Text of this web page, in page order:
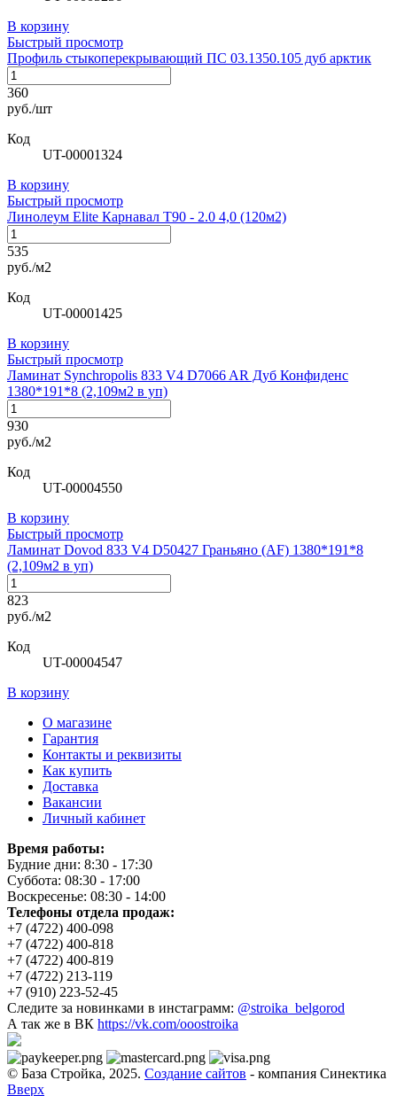
В корзину
Быстрый просмотр
Профиль стыкоперекрывающий ПС 03.1350.105 дуб арктик
360
руб./шт
Код
UT-00001324
В корзину
Быстрый просмотр
Линолеум Elite Карнавал Т90 - 2.0 4,0 (120м2)
535
руб./м2
Код
UT-00001425
В корзину
Быстрый просмотр
Ламинат Synchropolis 833 V4 D7066 AR Дуб Конфиденс
1380*191*8 (2,109м2 в уп)
930
руб./м2
Код
UT-00004550
В корзину
Быстрый просмотр
Ламинат Dovod 833 V4 D50427 Граньяно (AF) 1380*191*8
(2,109м2 в уп)
823
руб./м2
Код
UT-00004547
В корзину
О магазине
Гарантия
Контакты и реквизиты
Как купить
Доставка
Вакансии
Личный кабинет
Время работы:
Будние дни: 8:30 - 17:30
Суббота: 08:30 - 17:00
Воскресенье: 08:30 - 14:00
Телефоны отдела продаж:
+7 (4722) 400-098
+7 (4722) 400-818
+7 (4722) 400-819
+7 (4722) 213-119
+7 (910) 223-52-45
Следите за новинками в инстаграмм: @stroika_belgorod
А так же в ВК https://vk.com/ooostroika
© База Стройка, 2025. Создание сайтов - компания Синектика
Вверх